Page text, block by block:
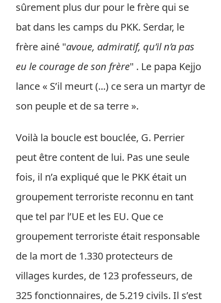
sûrement plus dur pour le frère qui se
bat dans les camps du PKK. Serdar, le
frère ainé "avoue, admiratif, qu’il n’a pas
eu le courage de son frère" . Le papa Kejjo
lance « S’il meurt (...) ce sera un martyr de
son peuple et de sa terre ».
Voilà la boucle est bouclée, G. Perrier
peut être content de lui. Pas une seule
fois, il n’a expliqué que le PKK était un
groupement terroriste reconnu en tant
que tel par l’UE et les EU. Que ce
groupement terroriste était responsable
de la mort de 1.330 protecteurs de
villages kurdes, de 123 professeurs, de
325 fonctionnaires, de 5.219 civils. Il s’est